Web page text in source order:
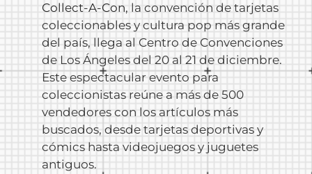
Collect-A-Con, la convención de tarjetas
coleccionables y cultura pop más grande
del país, llega al Centro de Convenciones
de Los Ángeles del 20 al 21 de diciembre.
Este espectacular evento para
coleccionistas reúne a más de 500
vendedores con los artículos más
buscados, desde tarjetas deportivas y
cómics hasta videojuegos y juguetes
antiguos.